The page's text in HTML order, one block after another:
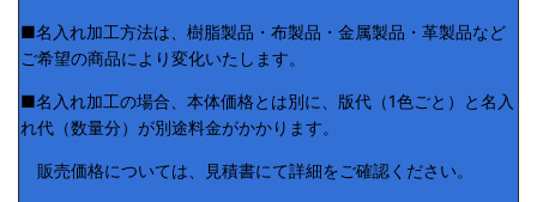
■名入れ加工方法は、樹脂製品・布製品・金属製品・革製品など
ご希望の商品により変化いたします。
■名入れ加工の場合、本体価格とは別に、版代（1色ごと）と名入
れ代（数量分）が別途料金がかかります。
販売価格については、見積書にて詳細をご確認ください。